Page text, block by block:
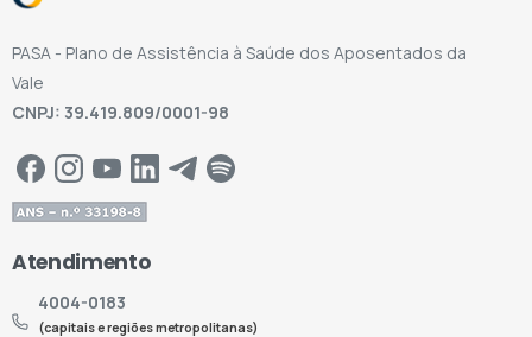
PASA - Plano de Assistência à Saúde dos Aposentados da
Vale
CNPJ: 39.419.809/0001-98
Atendimento
4004-0183
(capitais e regiões metropolitanas)